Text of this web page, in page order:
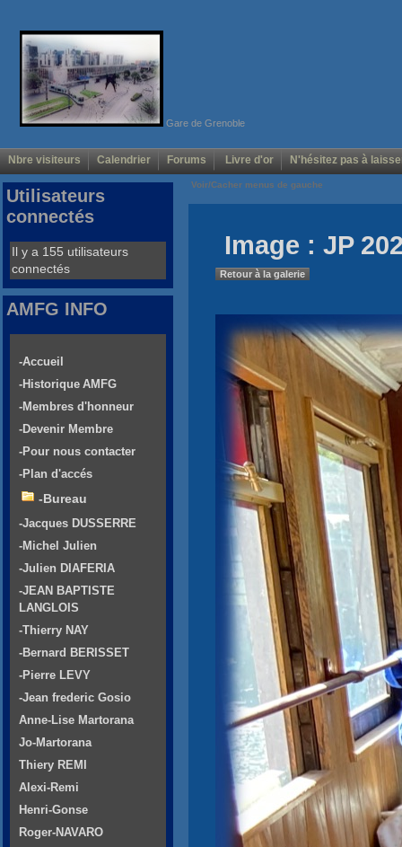
Gare de Grenoble
Nbre visiteurs Calendrier Forums Livre d'or N'hésitez pas à
Voir/Cacher menus de gauche
Image : JP
Retour à la galerie
Utilisateurs
connectés
Il y a 155 utilisateurs
connectés
AMFG INFO
-Accueil
-Historique AMFG
-Membres d'honneur
-Devenir Membre
-Pour nous contacter
-Plan d'accés
-Bureau
-Jacques DUSSERRE
-Michel Julien
-Julien DIAFERIA
-JEAN BAPTISTE
LANGLOIS
-Thierry NAY
-Bernard BERISSET
-Pierre LEVY
-Jean frederic Gosio
Anne-Lise Martorana
Jo-Martorana
Thiery REMI
Alexi-Remi
Henri-Gonse
Roger-NAVARO